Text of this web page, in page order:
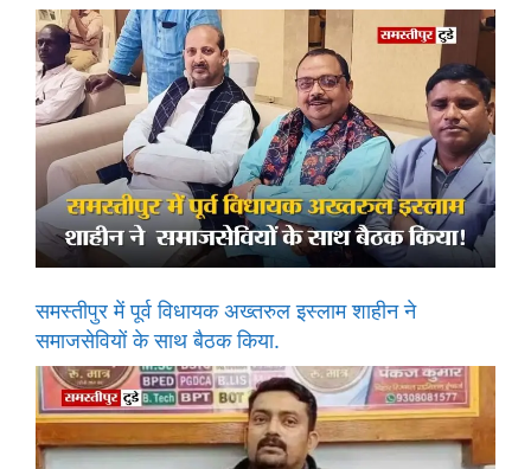
समस्तीपुर में पूर्व विधायक अख्तरुल इस्लाम शाहीन ने
समाजसेवियों के साथ बैठक किया.